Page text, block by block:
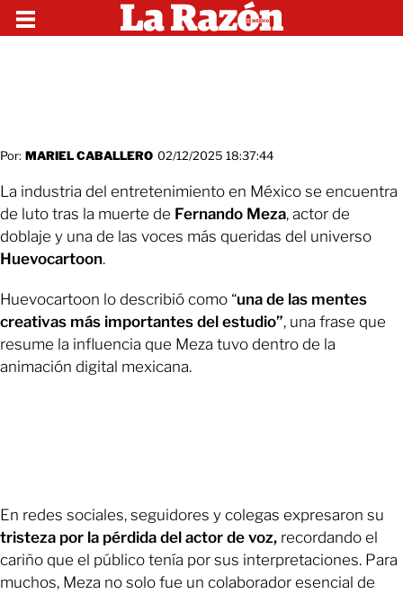
Por: MARIEL CABALLERO 02/12/2025 18:37:44
La industria del entretenimiento en México se encuentra
de luto tras la muerte de Fernando Meza, actor de
doblaje y una de las voces más queridas del universo
Huevocartoon.
Huevocartoon lo describió como “una de las mentes
creativas más importantes del estudio”, una frase que
resume la influencia que Meza tuvo dentro de la
animación digital mexicana.
En redes sociales, seguidores y colegas expresaron su
tristeza por la pérdida del actor de voz, recordando el
cariño que el público tenía por sus interpretaciones. Para
muchos, Meza no solo fue un colaborador esencial de